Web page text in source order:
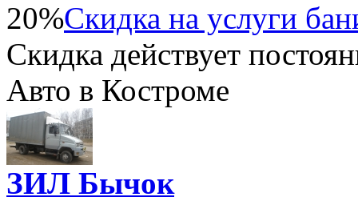
20%Скидка на услуги
Скидка действует
Авто в Костроме
ЗИЛ Бычок